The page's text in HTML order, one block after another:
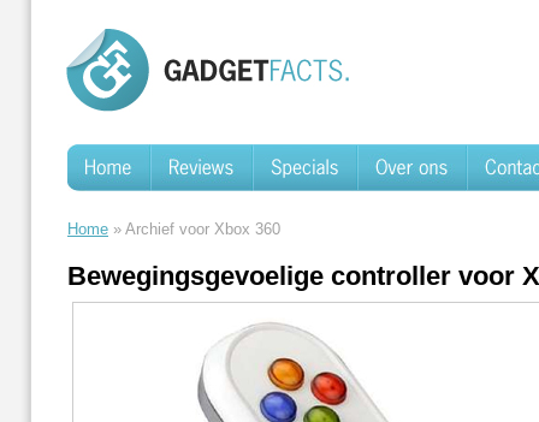
Home » Archief voor Xbox 360
Bewegingsgevoelige controller voor